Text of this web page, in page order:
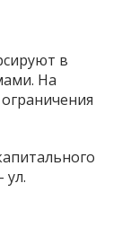
в
На
ул.